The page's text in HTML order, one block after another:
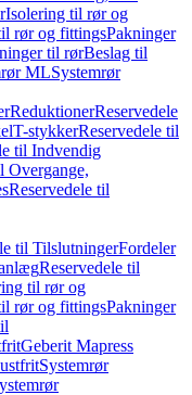
Isolering til rør og
rør og fittingsPakninger
til rørBeslag til
MLSystemrør
ReduktionerReservedele
T-stykkerReservedele til
til Indvendig
Overgange,
Reservedele til
til TilslutningerFordeler
Reservedele til
til rør og
rør og fittingsPakninger
Geberit Mapress
Systemrør